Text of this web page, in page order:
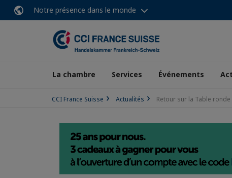
Notre présence dans le monde
La chambre Services Événements
CCI France Suisse Actualités Retour sur la Table